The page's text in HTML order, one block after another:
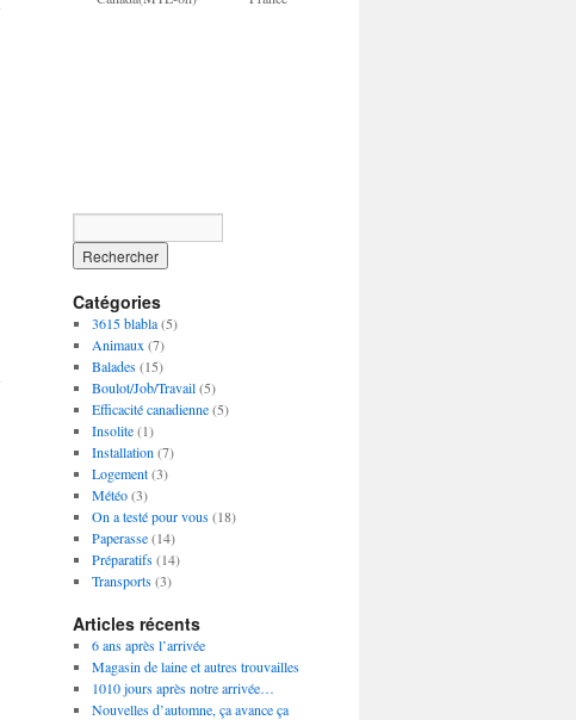
Catégories
3615 blabla(5)
Animaux (7)
Balades(15)
Boulot/Job/Travail(5)
Efficacité canadienne(5)
Insolite(1)
Installation (7)
Logement(3)
Météo(3)
On a testé pour vous(18)
Paperasse(14)
Préparatifs(14)
Transports(3)
Articles récents
6 ans après l’arrivée
Magasin de laine et autres trouvailles
1010 jours après notre arrivée…
Nouvelles d’automne, ça avance ça